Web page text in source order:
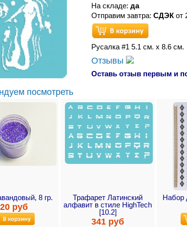
На складе: да
Отправим завтра: СДЭК от
Русалка #1 5.1 см. х 8.6 см.
Отзывы
Оставь отзыв первым и
посмотреть
8 гр.
руб
Трафарет Латинский
алфавит в стиле HighTech
[10.2]
341 руб
Набор